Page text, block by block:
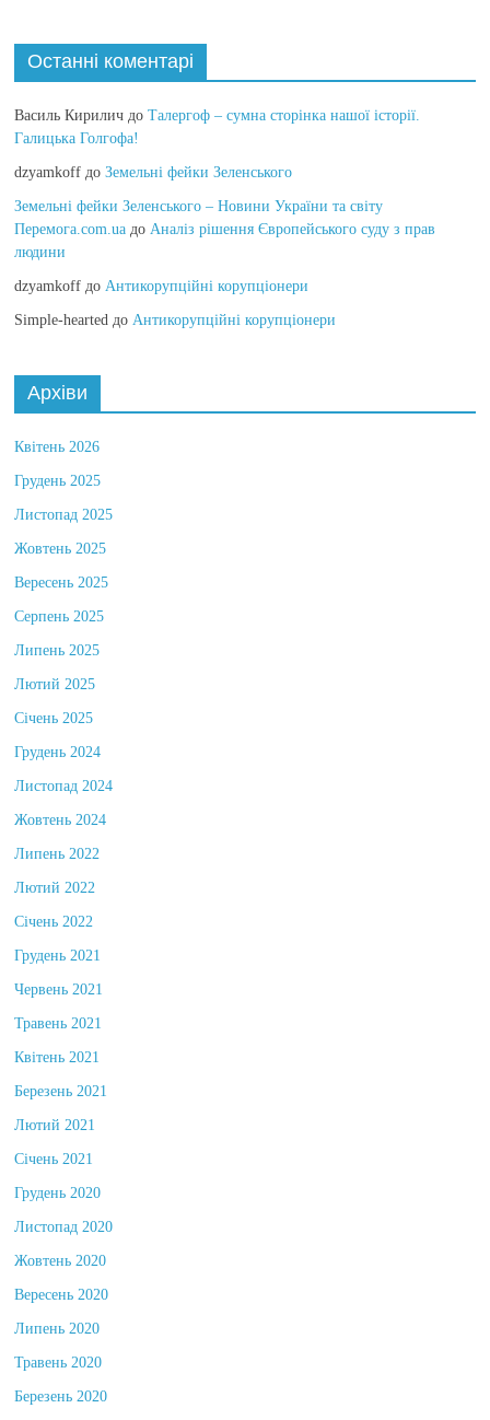
Останні коментарі
Василь Кирилич доТалергоф – сумна сторінка нашої історії.
Галицька Голгофа!
dzyamkoff доЗемельні фейки Зеленського
Земельні фейки Зеленського – Новини України та світу
Перемога.com.ua до Аналіз рішення Європейського суду з прав
людини
dzyamkoff до Антикорупційні корупціонери
Simple-hearted до Антикорупційні корупціонери
Архіви
Квітень 2026
Грудень 2025
Листопад 2025
Жовтень 2025
Вересень 2025
Серпень 2025
Липень 2025
Лютий 2025
Січень 2025
Грудень 2024
Листопад 2024
Жовтень 2024
Липень 2022
Лютий 2022
Січень 2022
Грудень 2021
Червень 2021
Травень 2021
Квітень 2021
Березень 2021
Лютий 2021
Січень 2021
Грудень 2020
Листопад 2020
Жовтень 2020
Вересень 2020
Липень 2020
Травень 2020
Березень 2020